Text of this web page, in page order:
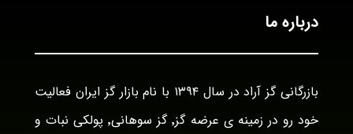
درباره ما
بازرگانی گز آراد در سال ۱۳۹۴ با نام بازار گز ایران فعالیت
خود رو در زمینه ی عرضه گز٬ گز سوهانی٬ پولکی نبات و